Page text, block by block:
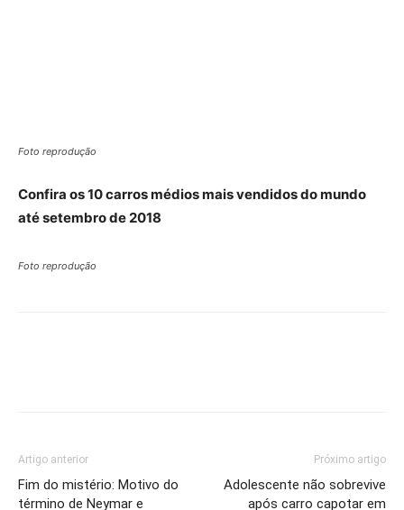
Foto reprodução
Confira os 10 carros médios mais vendidos do mundo
até setembro de 2018
Foto reprodução
Artigo anterior
Fim do mistério: Motivo do
término de Neymar e
Próximo artigo
Adolescente não sobrevive
após carro capotar em